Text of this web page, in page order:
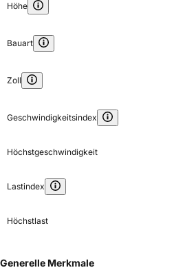
Höhe
Bauart
Zoll
Geschwindigkeitsindex
Höchstgeschwindigkeit
Lastindex
Höchstlast
Generelle Merkmale